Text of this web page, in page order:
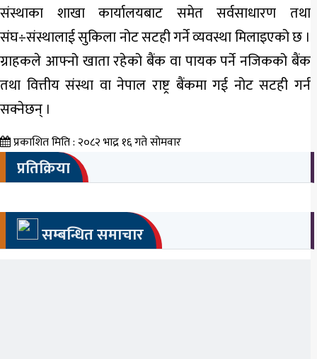
संस्थाका शाखा कार्यालयबाट समेत सर्वसाधारण तथा
संघ÷संस्थालाई सुकिला नोट सटही गर्ने व्यवस्था मिलाइएको छ ।
ग्राहकले आफ्नो खाता रहेको बैंक वा पायक पर्ने नजिकको बैंक
तथा वित्तीय संस्था वा नेपाल राष्ट्र बैंकमा गई नोट सटही गर्न
सक्नेछन् ।
प्रकाशित मिति : २०८२ भाद्र १६ गते सोमवार
प्रतिक्रिया
सम्बन्धित समाचार